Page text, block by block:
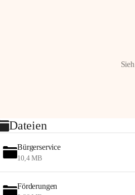
Dateien
Bürgerservice
10,4 MB
Förderungen